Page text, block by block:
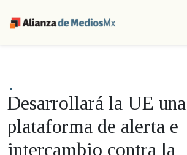
Desarrollará la UE una
plataforma de alerta e
intercambio contra la